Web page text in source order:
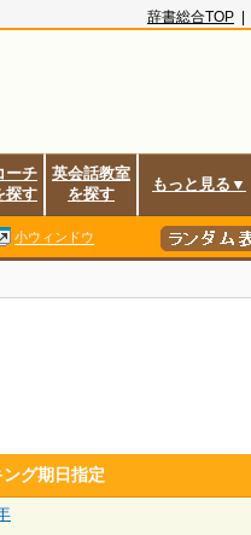
辞書総合TOP
ーチ
探す
英会話教室
を探す
もっと見る▼
小ウィンドウ
グ期日指定